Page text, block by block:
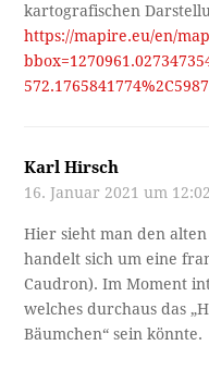
kartografischen
https://mapire.eu/en/
Karl Hirsch
16. Januar 2021 um
Hier sieht man den
handelt sich um eine
Caudron). Im Moment
welches durchaus das
Bäumchen“ sein könnte.